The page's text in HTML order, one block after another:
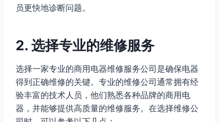
员更快地诊断问题。
2. 选择专业的维修服务
选择一家专业的商用电器维修服务公司是确保电器
得到正确维修的关键。专业的维修公司通常拥有经
验丰富的技术人员，他们熟悉各种品牌的商用电
器，并能够提供高质量的维修服务。在选择维修公